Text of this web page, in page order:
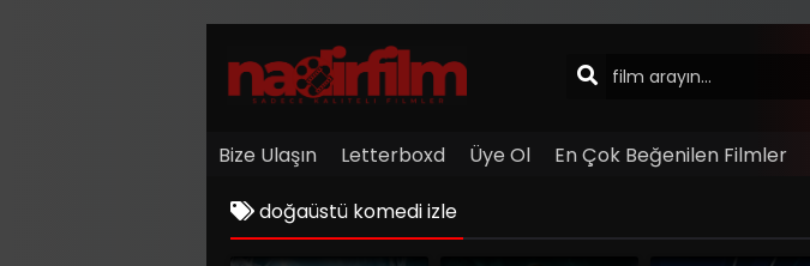
Bize Ulaşın Letterboxd Üye Ol En Çok Beğenilen Filmler
doğaüstü komedi izle